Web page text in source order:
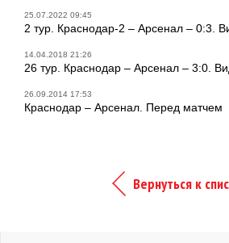
25.07.2022 09:45
2 тур. Краснодар-2 – Арсенал – 0:3.
14.04.2018 21:26
26 тур. Краснодар – Арсенал – 3:0.
26.09.2014 17:53
Краснодар – Арсенал. Перед матчем
Вернуться к